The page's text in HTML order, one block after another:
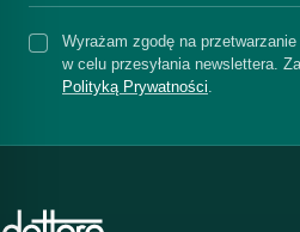
Wyrażam zgodę na
w celu przesyłania newslettera.
Polityką Prywatności